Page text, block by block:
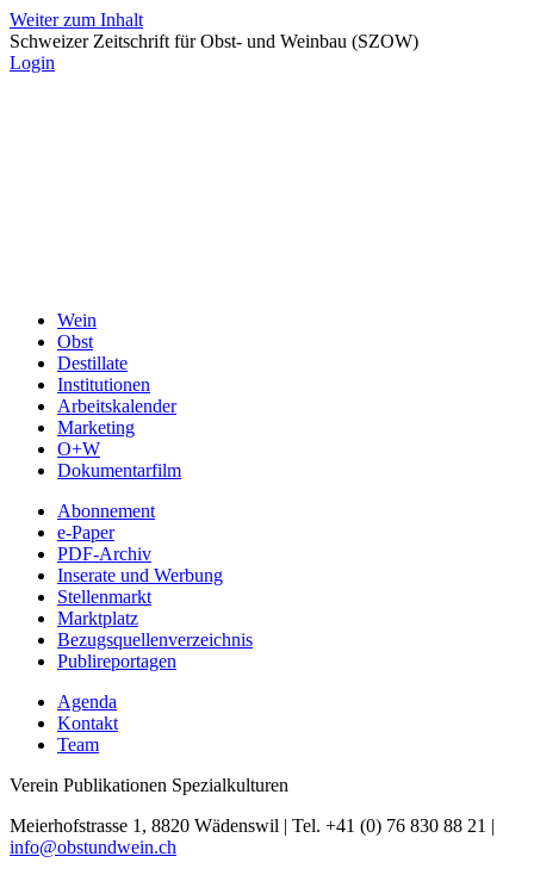
Weiter zum Inhalt
Schweizer Zeitschrift für Obst- und Weinbau (SZOW)
Login
Wein
Obst
Destillate
Institutionen
Arbeitskalender
Marketing
O+W
Dokumentarfilm
Abonnement
e-Paper
PDF-Archiv
Inserate und Werbung
Stellenmarkt
Marktplatz
Bezugsquellenverzeichnis
Publireportagen
Agenda
Kontakt
Team
Verein Publikationen Spezialkulturen
Meierhofstrasse 1, 8820 Wädenswil | Tel. +41 (0) 76 830 88 21 |
info@obstundwein.ch